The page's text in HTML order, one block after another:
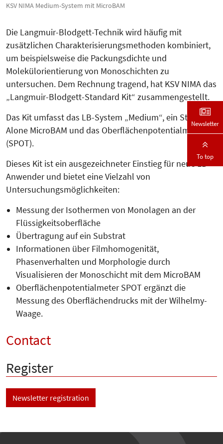
KSV NIMA Medium-System mit MicroBAM
Die Langmuir-Blodgett-Technik wird häufig mit
zusätzlichen Charakterisierungsmethoden kombiniert,
um beispielsweise die Packungsdichte und
Molekülorientierung von Monoschichten zu
untersuchen. Dem Rechnung tragend, hat KSV NIMA das
„Langmuir-Blodgett-Standard Kit“ zusammengestellt.
Das Kit umfasst das LB-System „Medium“, ein Stand-
Alone MicroBAM und das Oberflächenpotentialmeter
(SPOT).
Dieses Kit ist ein ausgezeichneter Einstieg für neue LB-
Anwender und bietet eine Vielzahl von
Untersuchungsmöglichkeiten:
Messung der Isothermen von Monolagen an der
Flüssigkeitsoberfläche
Übertragung auf ein Substrat
Informationen über Filmhomogenität,
Phasenverhalten und Morphologie durch
Visualisieren der Monoschicht mit dem MicroBAM
Oberflächenpotentialmeter SPOT ergänzt die
Messung des Oberflächendrucks mit der Wilhelmy-
Waage.
Contact
Register
Newsletter registration
Newsletter
To top